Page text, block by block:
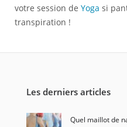
votre session de Yoga si
transpiration !
Les derniers articles
Quel maillot de